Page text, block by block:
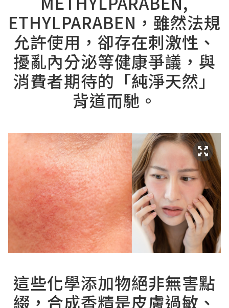
ETHYLPARABEN，雖然法規
允許使用，卻存在刺激性、
擾亂內分泌等健康爭議，與
消費者期待的「純淨天然」
背道而馳。
這些化學添加物絕非無害點
綴，合成香精是皮膚過敏、